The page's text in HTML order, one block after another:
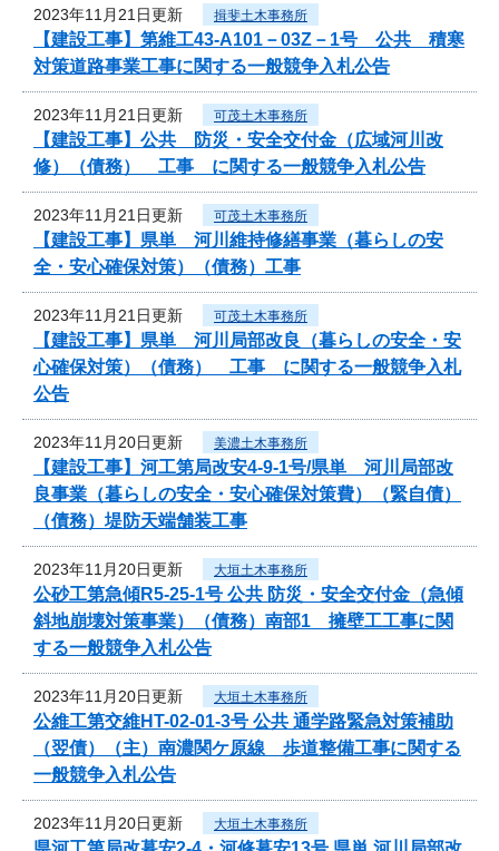
2023年11月21日更新 揖斐土木事務所
【建設工事】第維工43-A101－03Z－1号 公共 積寒
対策道路事業工事に関する一般競争入札公告
2023年11月21日更新 可茂土木事務所
【建設工事】公共 防災・安全交付金（広域河川改
修）（債務） 工事 に関する一般競争入札公告
2023年11月21日更新 可茂土木事務所
【建設工事】県単 河川維持修繕事業（暮らしの安
全・安心確保対策）（債務）工事
2023年11月21日更新 可茂土木事務所
【建設工事】県単 河川局部改良（暮らしの安全・安
心確保対策）（債務） 工事 に関する一般競争入札
公告
2023年11月20日更新 美濃土木事務所
【建設工事】河工第局改安4-9-1号/県単 河川局部改
良事業（暮らしの安全・安心確保対策費）（緊自債）
（債務）堤防天端舗装工事
2023年11月20日更新 大垣土木事務所
公砂工第急傾R5-25-1号 公共 防災・安全交付金（急傾
斜地崩壊対策事業）（債務）南部1 擁壁工工事に関
する一般競争入札公告
2023年11月20日更新 大垣土木事務所
公維工第交維HT-02-01-3号 公共 通学路緊急対策補助
（翌債）（主）南濃関ケ原線 歩道整備工事に関する
一般競争入札公告
2023年11月20日更新 大垣土木事務所